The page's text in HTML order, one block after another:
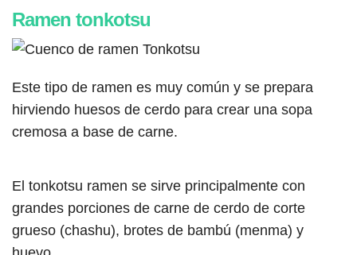
Ramen tonkotsu
Este tipo de ramen es muy común y se prepara
hirviendo huesos de cerdo para crear una sopa
cremosa a base de carne.
El tonkotsu ramen se sirve principalmente con
grandes porciones de carne de cerdo de corte
grueso (chashu), brotes de bambú (menma) y